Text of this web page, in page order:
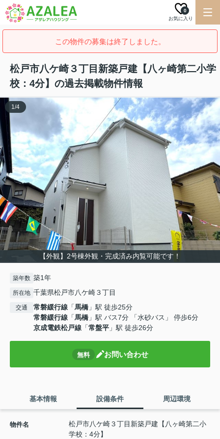
お気に入り
0
この物件の募集は終了しました。
松戸市八ケ崎３丁目新築戸建【八ヶ崎第二小学
校：4分】の過去掲載物件情報
【外観】2号棟外観・完成済み内覧可能です！
1/4
築年数 築1年
所在地 千葉県松戸市八ケ崎３丁目
交通 常磐緩行線 「馬橋 」駅 徒歩25分
常磐緩行線 「馬橋 」駅 バス7分 「水砂バス」 停歩6分
京成電鉄松戸線 「常盤平 」駅 徒歩26分
無料 お問い合わせ
基本情報 設備条件 周辺環境
物件名
松戸市八ケ崎３丁目新築戸建【八ヶ崎第二小
学校：4分】